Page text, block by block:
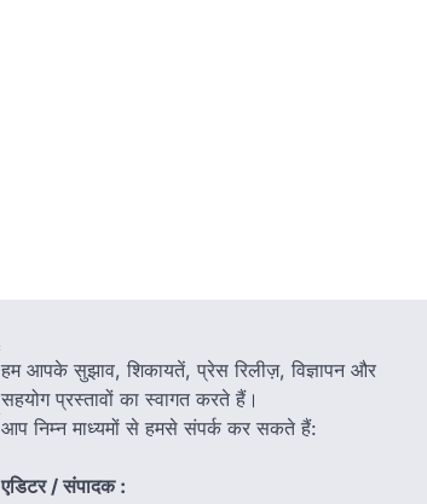
हम आपके सुझाव, शिकायतें, प्रेस रिलीज़, विज्ञापन और
सहयोग प्रस्तावों का स्वागत करते हैं।
आप निम्न माध्यमों से हमसे संपर्क कर सकते हैं:
एडिटर / संपादक :